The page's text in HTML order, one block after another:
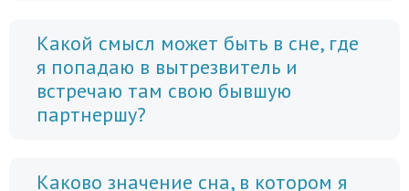
Какой смысл может быть в сне, где
я попадаю в вытрезвитель и
встречаю там свою бывшую
партнершу?
Каково значение сна, в котором я